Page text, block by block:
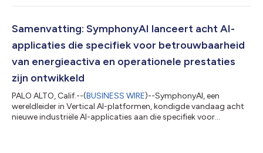
winkeliers nooit over dezelfde gegevens beschikken. Winkeliers
inkoopvoorwaarden en voeren schapherinrichtingen door
zonder dat ze kunnen zien welke media-investerin...
Samenvatting: SymphonyAI lanceert acht AI-
applicaties die specifiek voor betrouwbaarheid
van energieactiva en operationele prestaties
zijn ontwikkeld
PALO ALTO, Calif.--(BUSINESS WIRE)--SymphonyAI, een
wereldleider in Vertical AI-platformen, kondigde vandaag acht
nieuwe industriële AI-applicaties aan die specifiek voor